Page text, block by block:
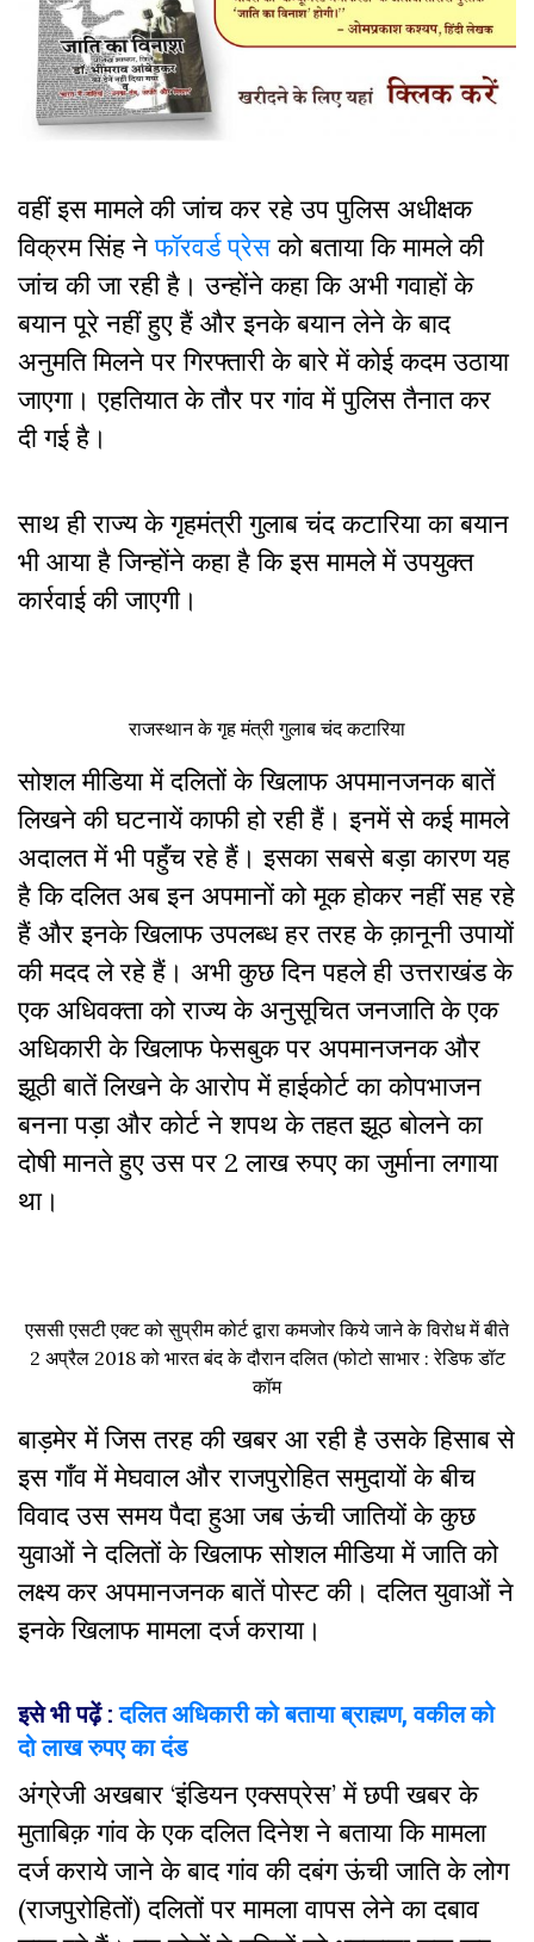
वहीं इस मामले की जांच कर रहे उप पुलिस अधीक्षक
विक्रम सिंह नेफॉरवर्ड प्रेसको बताया कि मामले की
जांच की जा रही है। उन्होंने कहा कि अभी गवाहों के
बयान पूरे नहीं हुए हैं और इनके बयान लेने के बाद
अनुमति मिलने पर गिरफ्तारी के बारे में कोई कदम उठाया
जाएगा। एहतियात के तौर पर गांव में पुलिस तैनात कर
दी गई है।
साथ ही राज्य के गृहमंत्री गुलाब चंद कटारिया का बयान
भी आया है जिन्होंने कहा है कि इस मामले में उपयुक्त
कार्रवाई की जाएगी।
राजस्थान के गृह मंत्री गुलाब चंद कटारिया
सोशल मीडिया में दलितों के खिलाफ अपमानजनक बातें
लिखने की घटनायें काफी हो रही हैं। इनमें से कई मामले
अदालत में भी पहुँच रहे हैं। इसका सबसे बड़ा कारण यह
है कि दलित अब इन अपमानों को मूक होकर नहीं सह रहे
हैं और इनके खिलाफ उपलब्ध हर तरह के क़ानूनी उपायों
की मदद ले रहे हैं। अभी कुछ दिन पहले ही उत्तराखंड के
एक अधिवक्ता को राज्य के अनुसूचित जनजाति के एक
अधिकारी के खिलाफ फेसबुक पर अपमानजनक और
झूठी बातें लिखने के आरोप में हाईकोर्ट का कोपभाजन
बनना पड़ा और कोर्ट ने शपथ के तहत झूठ बोलने का
दोषी मानते हुए उस पर 2 लाख रुपए का जुर्माना लगाया
था।
एससी एसटी एक्ट को सुप्रीम कोर्ट द्वारा कमजोर किये जाने के विरोध में बीते
2 अप्रैल 2018 को भारत बंद के दौरान दलित (फोटो साभार : रेडिफ डॉट
कॉम
बाड़मेर में जिस तरह की खबर आ रही है उसके हिसाब से
इस गाँव में मेघवाल और राजपुरोहित समुदायों के बीच
विवाद उस समय पैदा हुआ जब ऊंची जातियों के कुछ
युवाओं ने दलितों के खिलाफ सोशल मीडिया में जाति को
लक्ष्य कर अपमानजनक बातें पोस्ट की। दलित युवाओं ने
इनके खिलाफ मामला दर्ज कराया।
इसे भी पढ़ें :दलित अधिकारी को बताया ब्राह्मण, वकील को
दो लाख रुपए का दंड
अंग्रेजी अखबार ‘इंडियन एक्सप्रेस’ में छपी खबर के
मुताबिक़ गांव के एक दलित दिनेश ने बताया कि मामला
दर्ज कराये जाने के बाद गांव की दबंग ऊंची जाति के लोग
(राजपुरोहितों) दलितों पर मामला वापस लेने का दबाव